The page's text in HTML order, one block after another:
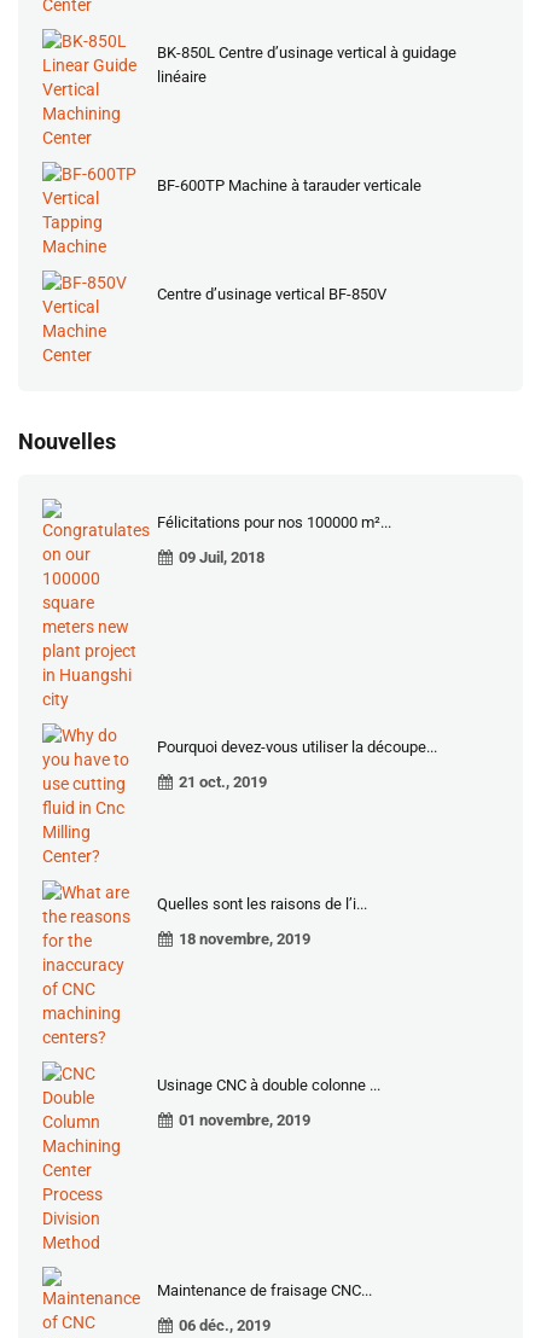
BK-850L Centre d’usinage vertical à guidage
linéaire
BF-600TP Machine à tarauder verticale
Centre d’usinage vertical BF-850V
Nouvelles
Félicitations pour nos 100000 m²...
09 Juil, 2018
Pourquoi devez-vous utiliser la découpe...
21 oct., 2019
Quelles sont les raisons de l’i...
18 novembre, 2019
Usinage CNC à double colonne ...
01 novembre, 2019
Maintenance de fraisage CNC...
06 déc., 2019